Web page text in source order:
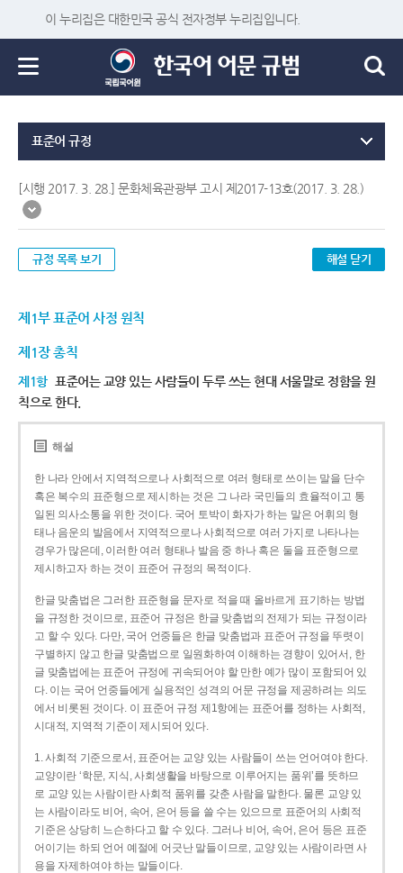
이 누리집은 대한민국 공식 전자정부 누리집입니다.
표준어 규정
[시행 2017. 3. 28.] 문화체육관광부 고시 제2017-13호(2017. 3. 28.)
규정 목록 보기 해설 닫기
제1부 표준어 사정 원칙
제1장 총칙
제1항 표준어는 교양 있는 사람들이 두루 쓰는 현대 서울말로 정함을 원
칙으로 한다.
해설
한 나라 안에서 지역적으로나 사회적으로 여러 형태로 쓰이는 말을 단수
혹은 복수의 표준형으로 제시하는 것은 그 나라 국민들의 효율적이고 통
일된 의사소통을 위한 것이다. 국어 토박이 화자가 하는 말은 어휘의 형
태나 음운의 발음에서 지역적으로나 사회적으로 여러 가지로 나타나는
경우가 많은데, 이러한 여러 형태나 발음 중 하나 혹은 둘을 표준형으로
제시하고자 하는 것이 표준어 규정의 목적이다.
한글 맞춤법은 그러한 표준형을 문자로 적을 때 올바르게 표기하는 방법
을 규정한 것이므로, 표준어 규정은 한글 맞춤법의 전제가 되는 규정이라
고 할 수 있다. 다만, 국어 언중들은 한글 맞춤법과 표준어 규정을 뚜렷이
구별하지 않고 한글 맞춤법으로 일원화하여 이해하는 경향이 있어서, 한
글 맞춤법에는 표준어 규정에 귀속되어야 할 만한 예가 많이 포함되어 있
다. 이는 국어 언중들에게 실용적인 성격의 어문 규정을 제공하려는 의도
에서 비롯된 것이다. 이 표준어 규정 제1항에는 표준어를 정하는 사회적,
시대적, 지역적 기준이 제시되어 있다.
1. 사회적 기준으로서, 표준어는 교양 있는 사람들이 쓰는 언어여야 한다.
교양이란 ‘학문, 지식, 사회생활을 바탕으로 이루어지는 품위’를 뜻하므
로 교양 있는 사람이란 사회적 품위를 갖춘 사람을 말한다. 물론 교양 있
는 사람이라도 비어, 속어, 은어 등을 쓸 수는 있으므로 표준어의 사회적
기준은 상당히 느슨하다고 할 수 있다. 그러나 비어, 속어, 은어 등은 표준
어이기는 하되 언어 예절에 어긋난 말들이므로, 교양 있는 사람이라면 사
용을 자제하여야 하는 말들이다.